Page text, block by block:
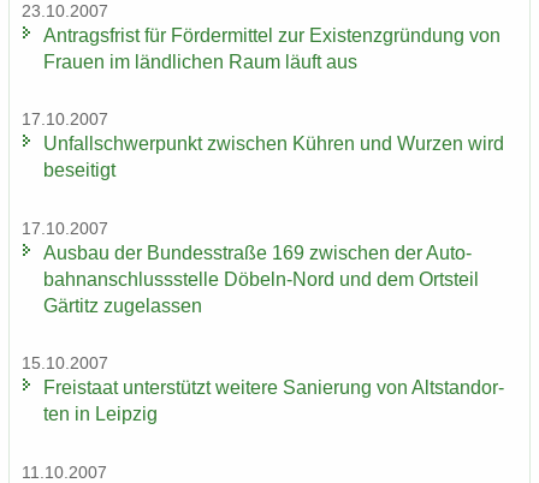
23.10.2007
An­trags­frist für För­der­mit­tel zur Exis­tenz­grün­dung von
Frau­en im länd­li­chen Raum läuft aus
17.10.2007
Un­fall­schwer­punkt zwi­schen Küh­ren und Wur­zen wird
be­sei­tigt
17.10.2007
Aus­bau der Bun­des­stra­ße 169 zwi­schen der Au­to­
bahn­an­schluss­stel­le Döbeln-​Nord und dem Orts­teil
Gär­titz zu­ge­las­sen
15.10.2007
Frei­staat un­ter­stützt wei­te­re Sa­nie­rung von Alt­stand­or­
ten in Leip­zig
11.10.2007